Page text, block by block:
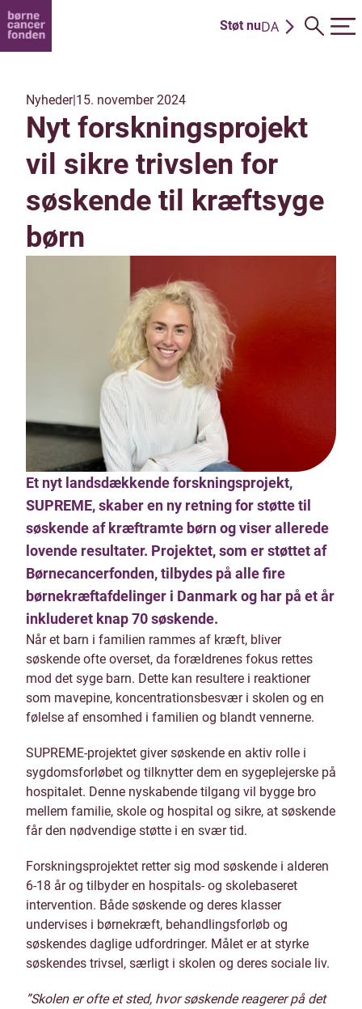
Støt nuDA
Nyheder|15. november 2024
Nyt forskningsprojekt
vil sikre trivslen for
søskende til kræftsyge
børn
Et nyt landsdækkende forskningsprojekt,
SUPREME, skaber en ny retning for støtte til
søskende af kræftramte børn og viser allerede
lovende resultater. Projektet, som er støttet af
Børnecancerfonden, tilbydes på alle fire
børnekræftafdelinger i Danmark og har på et år
inkluderet knap 70 søskende.
Når et barn i familien rammes af kræft, bliver
søskende ofte overset, da forældrenes fokus rettes
mod det syge barn. Dette kan resultere i reaktioner
som mavepine, koncentrationsbesvær i skolen og en
følelse af ensomhed i familien og blandt vennerne.
SUPREME-projektet giver søskende en aktiv rolle i
sygdomsforløbet og tilknytter dem en sygeplejerske på
hospitalet. Denne nyskabende tilgang vil bygge bro
mellem familie, skole og hospital og sikre, at søskende
får den nødvendige støtte i en svær tid.
Forskningsprojektet retter sig mod søskende i alderen
6-18 år og tilbyder en hospitals- og skolebaseret
intervention. Både søskende og deres klasser
undervises i børnekræft, behandlingsforløb og
søskendes daglige udfordringer. Målet er at styrke
søskendes trivsel, særligt i skolen og deres sociale liv.
”Skolen er ofte et sted, hvor søskende reagerer på det